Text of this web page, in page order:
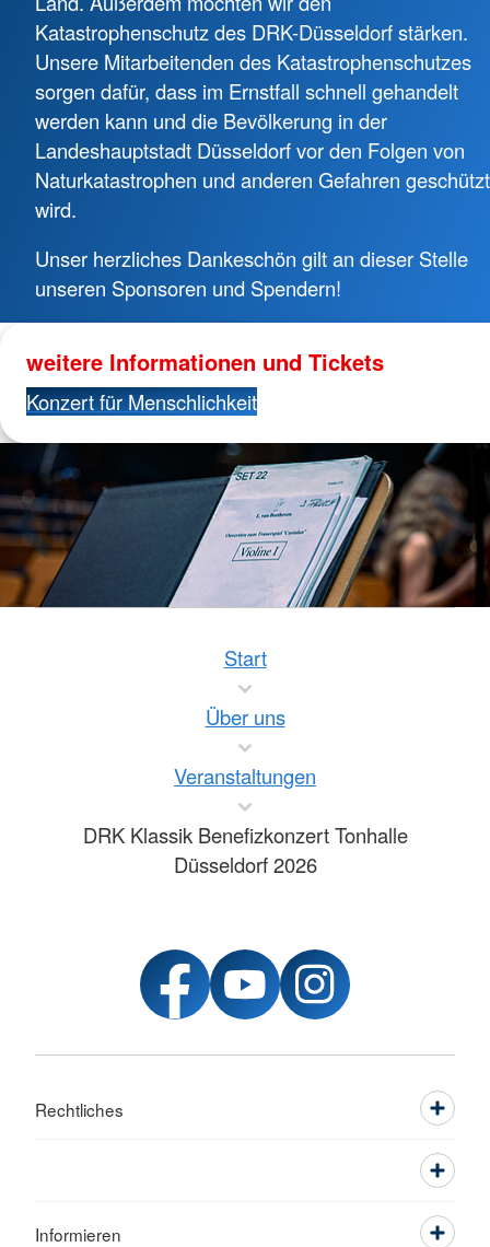
Katastrophenschutz des DRK-Düsseldorf stärken.
Unsere Mitarbeitenden des Katastrophenschutzes
sorgen dafür, dass im Ernstfall schnell gehandelt
werden kann und die Bevölkerung in der
Landeshauptstadt Düsseldorf vor den Folgen von
Naturkatastrophen und anderen Gefahren geschützt
wird.
Unser herzliches Dankeschön gilt an dieser Stelle
unseren Sponsoren und Spendern!
weitere Informationen und Tickets
Konzert für Menschlichkeit
Start
Über uns
Veranstaltungen
DRK Klassik Benefizkonzert Tonhalle
Düsseldorf 2026
Rechtliches
Informieren